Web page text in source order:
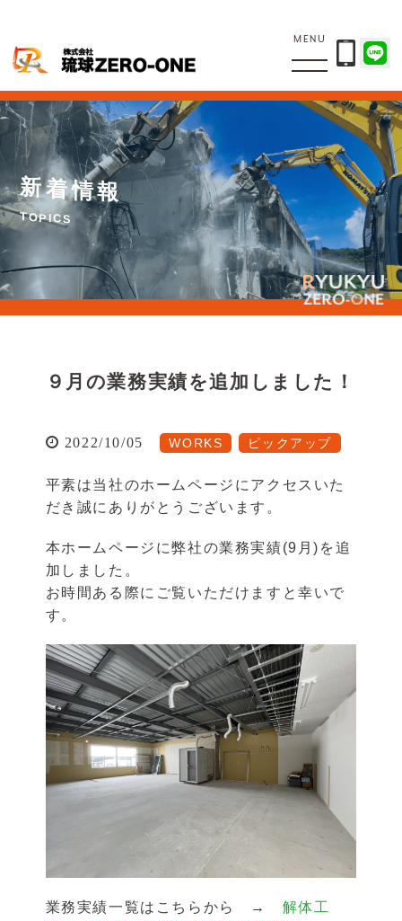
MENU
新着情報
TOPICS
９月の業務実績を追加しました！
2022/10/05 WORKS ピックアップ
平素は当社のホームページにアクセスいた
だき誠にありがとうございます。
本ホームページに弊社の業務実績(9月)を追
加しました。
お時間ある際にご覧いただけますと幸いで
す。
業務実績一覧はこちらから → 解体工